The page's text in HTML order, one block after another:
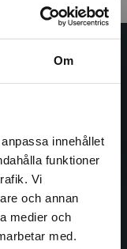
Om
innehållet
funktioner
Vi
och annan
medier och
med.
kurslitteratur,
med